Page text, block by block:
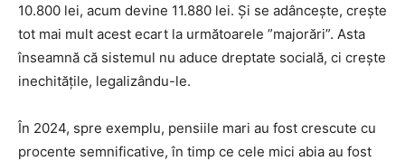
10.800 lei, acum devine 11.880 lei. Și se adâncește, crește
tot mai mult acest ecart la următoarele ”majorări”. Asta
înseamnă că sistemul nu aduce dreptate socială, ci crește
inechitățile, legalizându-le.
În 2024, spre exemplu, pensiile mari au fost crescute cu
procente semnificative, în timp ce cele mici abia au fost